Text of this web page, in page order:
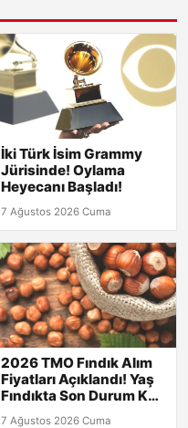
İki Türk İsim Grammy
Jürisinde! Oylama
Heyecanı Başladı!
7 Ağustos 2026 Cuma
2026 TMO Fındık Alım
Fiyatları Açıklandı! Yaş
Fındıkta Son Durum Kaç
TL?
7 Ağustos 2026 Cuma